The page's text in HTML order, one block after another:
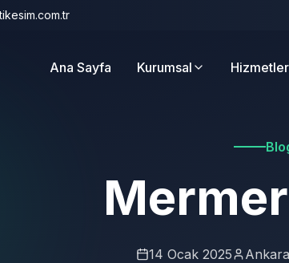
Ana Sayfa Kurumsal Hizmetler
14 Ocak 2025